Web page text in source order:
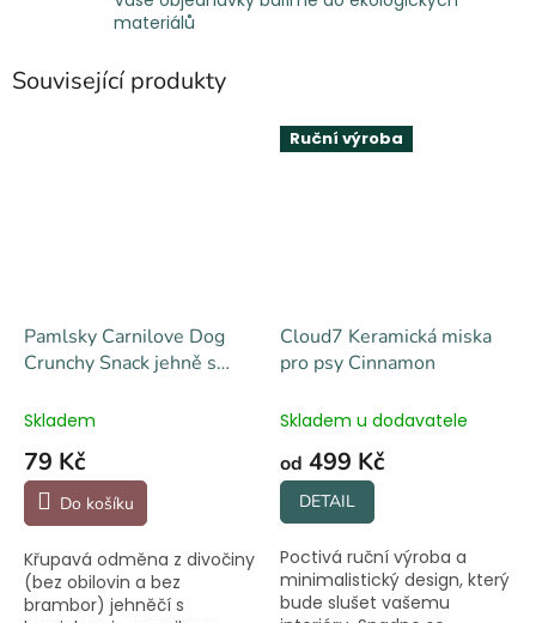
materiálů
Související produkty
Pamlsky Carnilove Dog
Crunchy Snack jehně s
Skladem
79 Kč
Do košíku
Křupavá odměna z divočiny
(bez obilovin a bez
brambor) jehněčí s
Ruční výroba
Cloud7 Keramická miska
pro psy Cinnamon
Skladem u dodavatele
od 499 Kč
DETAIL
Poctivá ruční výroba a
minimalistický design, který
bude slušet vašemu